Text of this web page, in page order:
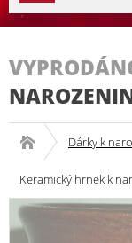
Dárky k
Keramický hrnek k